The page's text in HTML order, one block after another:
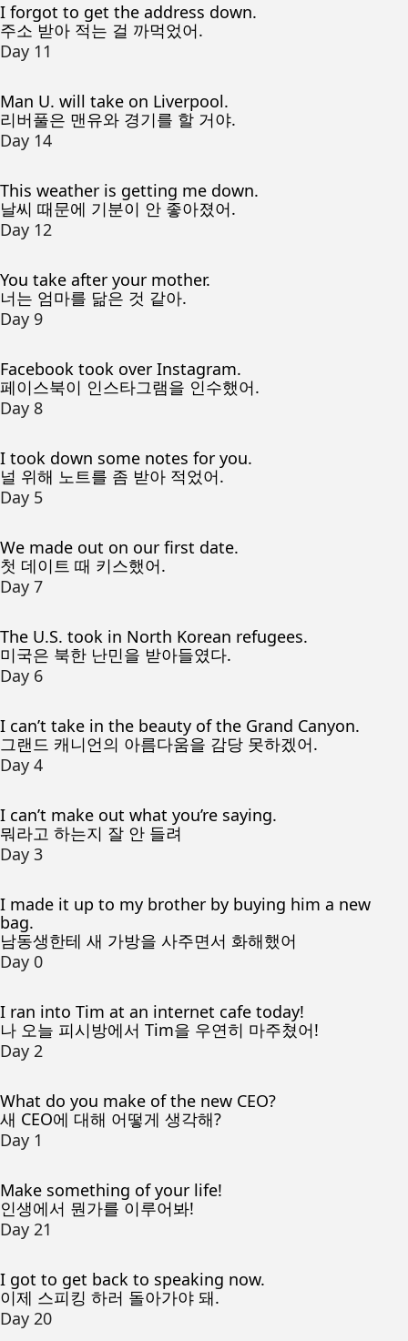
I forgot to get the address down.
주소 받아 적는 걸 까먹었어.
Day 11
Man U. will take on Liverpool.
리버풀은 맨유와 경기를 할 거야.
Day 14
This weather is getting me down.
날씨 때문에 기분이 안 좋아졌어.
Day 12
You take after your mother.
너는 엄마를 닮은 것 같아.
Day 9
Facebook took over Instagram.
페이스북이 인스타그램을 인수했어.
Day 8
I took down some notes for you.
널 위해 노트를 좀 받아 적었어.
Day 5
We made out on our first date.
첫 데이트 때 키스했어.
Day 7
The U.S. took in North Korean refugees.
미국은 북한 난민을 받아들였다.
Day 6
I can’t take in the beauty of the Grand Canyon.
그랜드 캐니언의 아름다움을 감당 못하겠어.
Day 4
I can’t make out what you’re saying.
뭐라고 하는지 잘 안 들려
Day 3
I made it up to my brother by buying him a new
bag.
남동생한테 새 가방을 사주면서 화해했어
Day 0
I ran into Tim at an internet cafe today!
나 오늘 피시방에서 Tim을 우연히 마주쳤어!
Day 2
What do you make of the new CEO?
새 CEO에 대해 어떻게 생각해?
Day 1
Make something of your life!
인생에서 뭔가를 이루어봐!
Day 21
I got to get back to speaking now.
이제 스피킹 하러 돌아가야 돼.
Day 20